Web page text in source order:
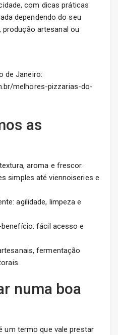
com dicas práticas
dependendo do seu
produção artesanal ou
de Janeiro:
melhores-pizzarias-do-
as
aroma e frescor.
simples até viennoiseries e
agilidade, limpeza e
fácil acesso e
fermentação
numa boa
um termo que vale prestar